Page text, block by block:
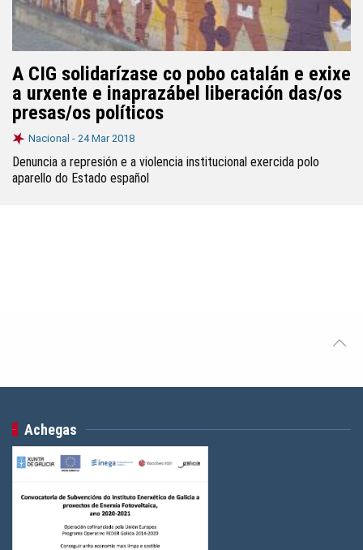
A CIG solidarízase co pobo catalán e exixe
a urxente e inaprazábel liberación das/os
presas/os políticos
Nacional - 24 Mar 2018
Denuncia a represión e a violencia institucional exercida polo
aparello do Estado español
Achegas